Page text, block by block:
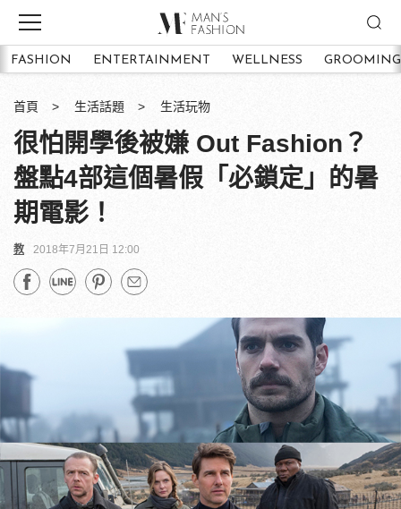
FASHION ENTERTAINMENT WELLNESS GROOMING
首頁 生活話題 生活玩物
很怕開學後被嫌 Out Fashion？
盤點4部這個暑假「必鎖定」的暑
期電影！
教 2018年7月21日 12:00